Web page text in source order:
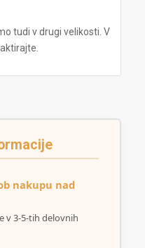
tudi v drugi velikosti. V
nakupu nad
v 3-5-tih delovnih